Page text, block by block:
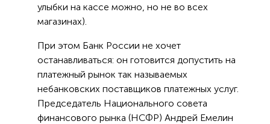
улыбки на кассе можно, но не во всех
магазинах).
При этом Банк России не хочет
останавливаться: он готовится допустить на
платежный рынок так называемых
небанковских поставщиков платежных услуг.
Председатель Национального совета
финансового рынка (НСФР) Андрей Емелин